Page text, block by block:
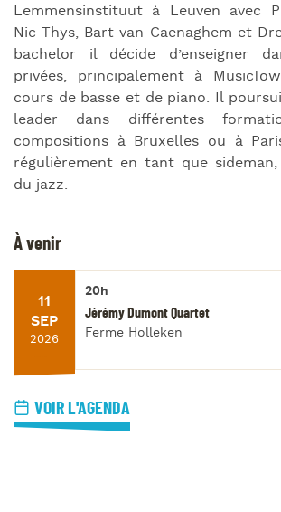
Lemmensinstituut à Leuven avec
Nic Thys, Bart van Caenaghem et
bachelor il décide d’enseigner
privées, principalement à
cours de basse et de piano. Il
leader dans différentes
compositions à Bruxelles ou à
régulièrement en tant que
du jazz.
À venir
11
SEP
2026
20h
Jérémy Dumont Quartet
Ferme Holleken
VOIR L'AGENDA